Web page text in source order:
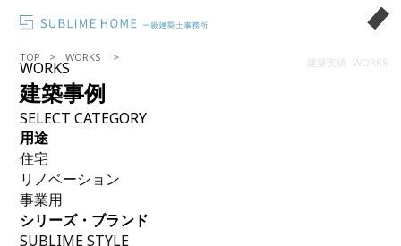
建築実績 -WORKS-
TOP WORKS
WORKS
建築事例
SELECT CATEGORY
用途
住宅
リノベーション
事業用
シリーズ・ブランド
SUBLIME STYLE